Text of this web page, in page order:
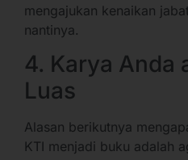
mengajukan kenaikan
nantinya.
4. Karya Anda
Luas
Alasan berikutnya
KTI menjadi buku adalah